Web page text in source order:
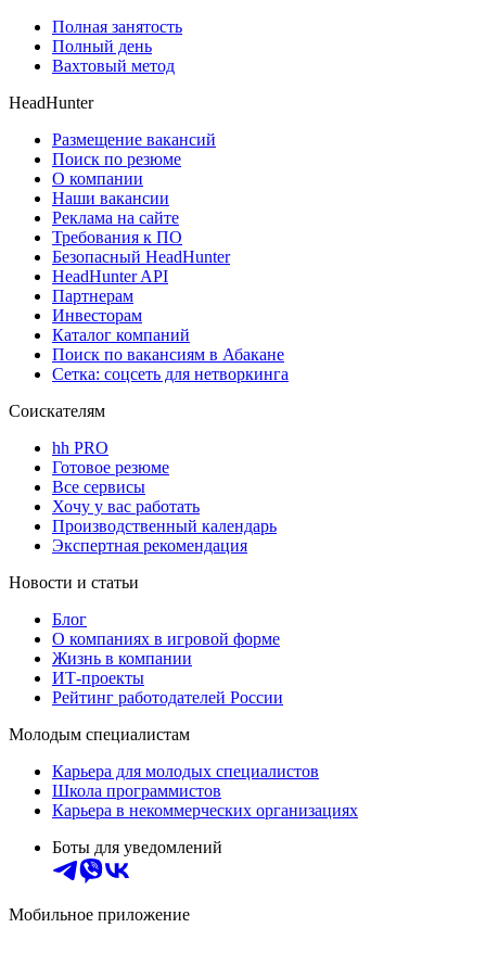
Полная занятость
Полный день
Вахтовый метод
HeadHunter
Размещение вакансий
Поиск по резюме
О компании
Наши вакансии
Реклама на сайте
Требования к ПО
Безопасный HeadHunter
HeadHunter API
Партнерам
Инвесторам
Каталог компаний
Поиск по вакансиям в Абакане
Сетка: соцсеть для нетворкинга
Соискателям
hh PRO
Готовое резюме
Все сервисы
Хочу у вас работать
Производственный календарь
Экспертная рекомендация
Новости и статьи
Блог
О компаниях в игровой форме
Жизнь в компании
ИТ-проекты
Рейтинг работодателей России
Молодым специалистам
Карьера для молодых специалистов
Школа программистов
Карьера в некоммерческих организациях
Боты для уведомлений
Мобильное приложение